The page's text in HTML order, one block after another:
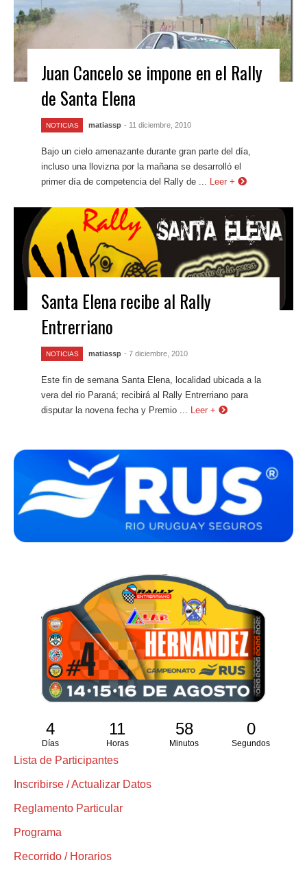
Juan Cancelo se impone en el Rally
de Santa Elena
NOTICIAS matiassp - 11 diciembre, 2010
Bajo un cielo amenazante durante gran parte del día,
incluso una llovizna por la mañana se desarrolló el
primer día de competencia del Rally de ...
Leer +
Santa Elena recibe al Rally
Entrerriano
NOTICIAS matiassp - 7 diciembre, 2010
Este fin de semana Santa Elena, localidad ubicada a la
vera del rio Paraná; recibirá al Rally Entrerriano para
disputar la novena fecha y Premio ...
Leer +
4
Días
11
Horas
57
Minutos
59
Segundos
Lista de Participantes
Inscribirse / Actualizar Datos
Reglamento Particular
Programa
Recorrido / Horarios